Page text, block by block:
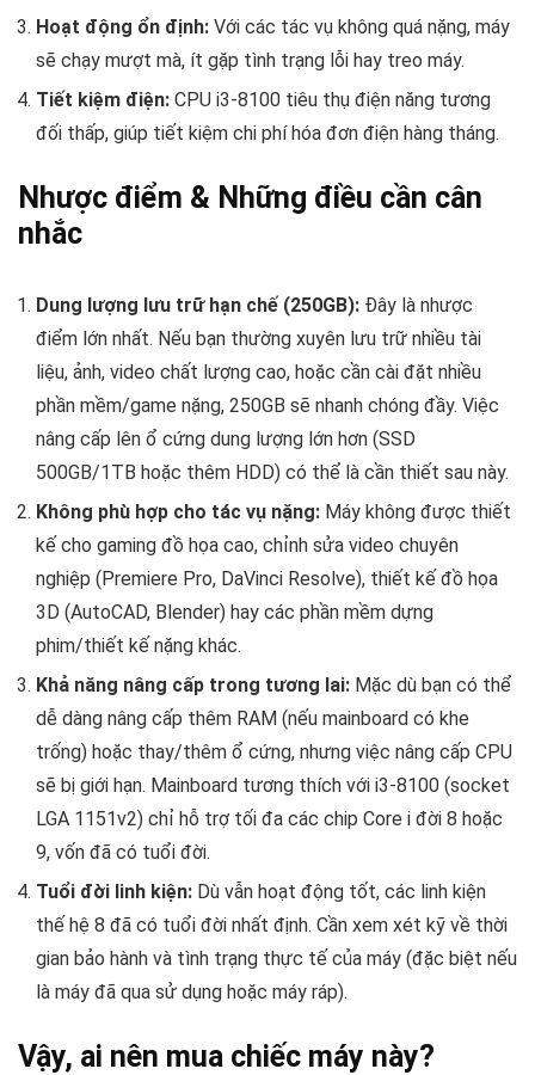
Hoạt động ổn định: Với các tác vụ không quá nặng, máy
sẽ chạy mượt mà, ít gặp tình trạng lỗi hay treo máy.
Tiết kiệm điện: CPU i3-8100 tiêu thụ điện năng tương
đối thấp, giúp tiết kiệm chi phí hóa đơn điện hàng tháng.
Nhược điểm & Những điều cần cân
nhắc
Dung lượng lưu trữ hạn chế (250GB): Đây là nhược
điểm lớn nhất. Nếu bạn thường xuyên lưu trữ nhiều tài
liệu, ảnh, video chất lượng cao, hoặc cần cài đặt nhiều
phần mềm/game nặng, 250GB sẽ nhanh chóng đầy. Việc
nâng cấp lên ổ cứng dung lượng lớn hơn (SSD
500GB/1TB hoặc thêm HDD) có thể là cần thiết sau này.
Không phù hợp cho tác vụ nặng: Máy không được thiết
kế cho gaming đồ họa cao, chỉnh sửa video chuyên
nghiệp (Premiere Pro, DaVinci Resolve), thiết kế đồ họa
3D (AutoCAD, Blender) hay các phần mềm dựng
phim/thiết kế nặng khác.
Khả năng nâng cấp trong tương lai: Mặc dù bạn có thể
dễ dàng nâng cấp thêm RAM (nếu mainboard có khe
trống) hoặc thay/thêm ổ cứng, nhưng việc nâng cấp CPU
sẽ bị giới hạn. Mainboard tương thích với i3-8100 (socket
LGA 1151v2) chỉ hỗ trợ tối đa các chip Core i đời 8 hoặc
9, vốn đã có tuổi đời.
Tuổi đời linh kiện: Dù vẫn hoạt động tốt, các linh kiện
thế hệ 8 đã có tuổi đời nhất định. Cần xem xét kỹ về thời
gian bảo hành và tình trạng thực tế của máy (đặc biệt nếu
là máy đã qua sử dụng hoặc máy ráp).
Vậy, ai nên mua chiếc máy này?